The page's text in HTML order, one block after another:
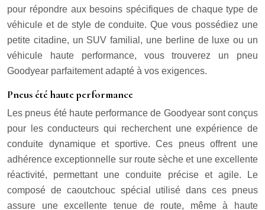
pour répondre aux besoins spécifiques de chaque type de
véhicule et de style de conduite. Que vous possédiez une
petite citadine, un SUV familial, une berline de luxe ou un
véhicule haute performance, vous trouverez un pneu
Goodyear parfaitement adapté à vos exigences.
Pneus été haute performance
Les pneus été haute performance de Goodyear sont conçus
pour les conducteurs qui recherchent une expérience de
conduite dynamique et sportive. Ces pneus offrent une
adhérence exceptionnelle sur route sèche et une excellente
réactivité, permettant une conduite précise et agile. Le
composé de caoutchouc spécial utilisé dans ces pneus
assure une excellente tenue de route, même à haute